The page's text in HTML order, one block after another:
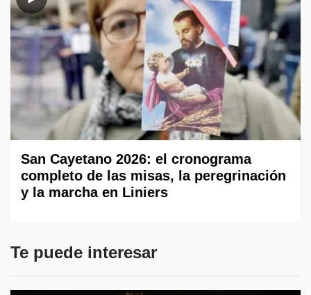
San Cayetano 2026: el cronograma
completo de las misas, la peregrinación
y la marcha en Liniers
Te puede interesar